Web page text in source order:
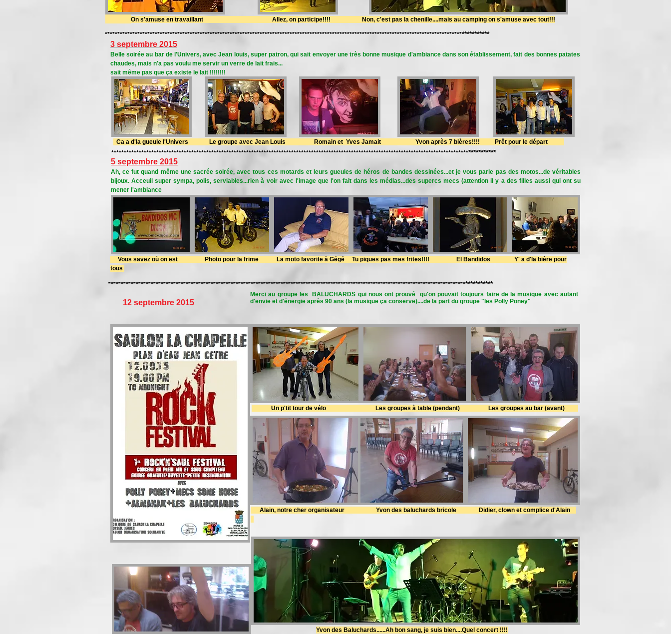
On s'amuse en travaillant Allez, on participe!!!! Non, c'est pas la chenille....mais au camping on s'amuse avec tout!!!
**********************************************************************************************************************************************************
3 septembre 2015
Belle soirée au bar de l'Univers, avec Jean louis, super patron, qui sait envoyer une très bonne musique d'ambiance dans son établissement, fait des bonnes patates
chaudes, mais n'a pas voulu me servir un verre de lait frais...
sait même pas que ça existe le lait !!!!!!!!
Ca a d'la gueule l'Univers Le groupe avec Jean Louis Romain et Yves Jamait Yvon après 7 bières!!!! Prêt pour le départ
5 septembre 2015
Ah, ce fut quand même une sacrée soirée, avec tous ces motards et leurs gueules de héros de bandes dessinées...et je vous parle pas des motos...de véritables
bijoux. Acceuil super sympa, polis, serviables...rien à voir avec l'image que l'on fait dans les médias...des supercs mecs (attention il y a des filles aussi qui ont su
mener l'ambiance
**********************************************************************************************************************************************************
Vous savez où on est Photo pour la frime La moto favorite à Gégé Tu piques pas mes frites!!!! El Bandidos Y' a d'la bière pour
tous
**********************************************************************************************************************************************************
12 septembre 2015
Merci au groupe les BALUCHARDS qui nous ont prouvé qu'on pouvait toujours faire de la musique avec autant
d'envie et d'énergie après 90 ans (la musique ça conserve)....de la part du groupe "les Polly Poney"
Un p'tit tour de vélo Les groupes à table (pendant) Les groupes au bar (avant)
Alain, notre cher organisateur Yvon des baluchards bricole Didier, clown et complice d'Alain
Yvon des Baluchards......Ah bon sang, je suis bien....Quel concert !!!!